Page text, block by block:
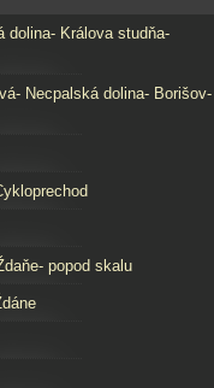
dolina- Králova studňa-
Necpalská dolina- Borišov-
popod skalu